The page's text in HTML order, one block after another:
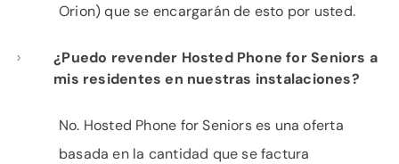
Orion) que se encargarán de esto por usted.
¿Puedo revender Hosted Phone for Seniors a
mis residentes en nuestras instalaciones?
No. Hosted Phone for Seniors es una oferta
basada en la cantidad que se factura